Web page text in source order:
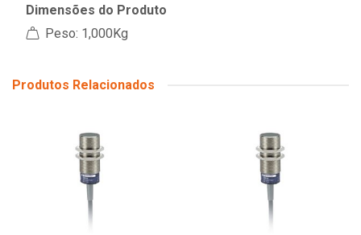
Dimensões do Produto
Peso: 1,000Kg
Produtos Relacionados